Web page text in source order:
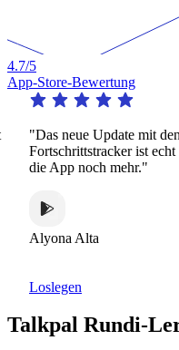
4.7/5
App-Store-Bewertung
"Das neue Update mit den
Fortschrittstracker ist echt
die App noch mehr."
Alyona Alta
Loslegen
Talkpal Rundi-